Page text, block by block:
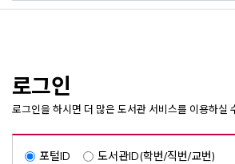
건
로그인
로그인을 하시면 더 많은 도서관 서비스를 이용하실
포털ID 도서관ID(학번/직번/교번)